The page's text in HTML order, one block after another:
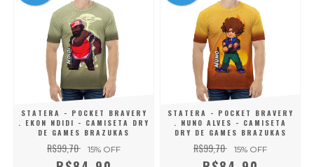
STATERA - POCKET BRAVERY
. EKON NDIDI - CAMISETA DRY
DE GAMES BRAZUKAS
R$99,70 15% OFF
STATERA - POCKET BRAVERY
. NUNO ALVES - CAMISETA
DRY DE GAMES BRAZUKAS
R$99,70 15% OFF